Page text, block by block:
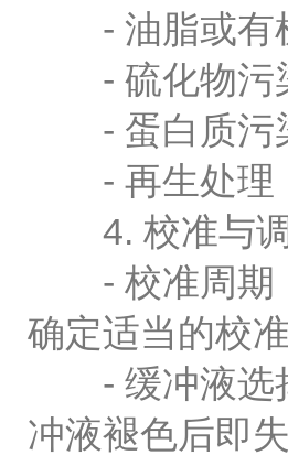
- 油脂或有机
- 硫化物污染
- 蛋白质污染
- 再生处理：
4. 校准与
- 校准周期：
确定适当的校准
- 缓冲液选择
冲液褪色后即